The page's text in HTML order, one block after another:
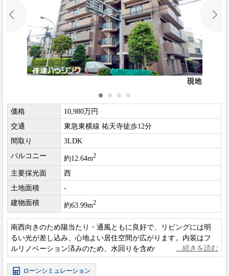
価格
10,980万円
交通
東急東横線 祐天寺徒歩12分
間取り
3LDK
バルコニー
約12.64m2
主要採光面
西
土地面積
-
建物面積
約63.99m2
南西向きのため陽当たり・通風ともに良好で、リビングには明
るい光が差し込み、心地よい居住空間が広がります。内装はフ
ルリノベーション済みのため、水回りを含め快適さを備え、す
ぐに新生活をスタート可能です。
ローンシミュレーション